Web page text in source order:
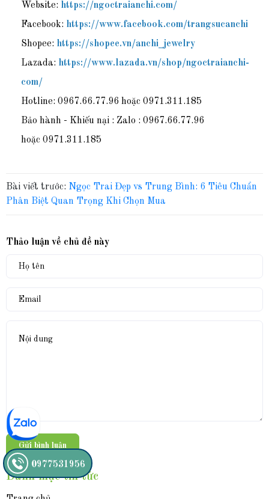
Website: https://ngoctraianchi.com/
Facebook: https://www.facebook.com/trangsucanchi
Shopee: https://shopee.vn/anchi_jewelry
Lazada: https://www.lazada.vn/shop/ngoctraianchi-
com/
Hotline: 0967.66.77.96 hoặc 0971.311.185
Bảo hành - Khiếu nại : Zalo : 0967.66.77.96
hoặc 0971.311.185
Bài viết trước: Ngọc Trai Đẹp vs Trung Bình: 6 Tiêu Chuẩn
Phân Biệt Quan Trọng Khi Chọn Mua
Thảo luận về chủ đề này
Gửi bình luận
Danh mục tin tức
0977531956